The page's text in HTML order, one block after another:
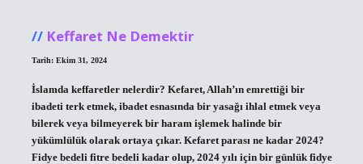
Keffaret Ne Demektir
Tarih: Ekim 31, 2024
İslamda keffaretler nelerdir? Kefaret, Allah’ın emrettiği bir
ibadeti terk etmek, ibadet esnasında bir yasağı ihlal etmek veya
bilerek veya bilmeyerek bir haram işlemek halinde bir
yükümlülük olarak ortaya çıkar. Kefaret parası ne kadar 2024?
Fidye bedeli fitre bedeli kadar olup, 2024 yılı için bir günlük fidye